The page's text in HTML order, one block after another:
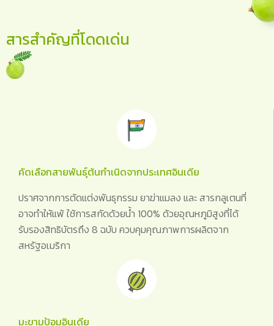
สารสำคัญที่โดดเด่น
คัดเลือกสายพันธุ์ต้นกำเนิดจากประเทศอินเดีย
ปราศจากการตัดแต่งพันธุกรรม ยาฆ่าแมลง และ สารกลูเตนที่
อาจทำให้แพ้ ใช้การสกัดด้วยน้ำ 100% ด้วยอุณหภูมิสูงที่ได้
รับรองสิทธิบัตรถึง 8 ฉบับ ควบคุมคุณภาพการผลิตจาก
สหรัฐอเมริกา
มะขามป้อมอินเดีย